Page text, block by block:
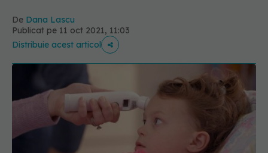
De Dana Lascu
Publicat pe 11 oct 2021, 11:03
Distribuie acest articol